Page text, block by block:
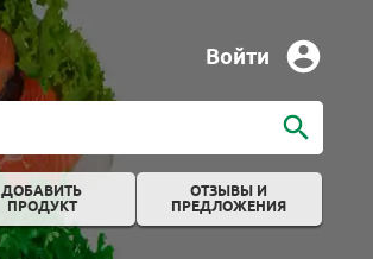
Войти
ДОБАВИТЬ
ПРОДУКТ
ОТЗЫВЫ И
ПРЕДЛОЖЕНИЯ